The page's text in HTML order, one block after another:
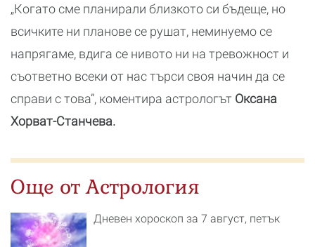
„Когато сме планирали близкото си бъдеще, но
всичките ни планове се рушат, неминуемо се
напрягаме, вдига се нивото ни на тревожност и
съответно всеки от нас търси своя начин да се
справи с това”, коментира астрологът Оксана
Хорват-Станчева.
Още от Астрология
Дневен хороскоп за 7 август, петък